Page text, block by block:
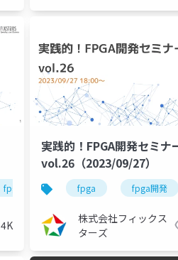
fpga開発シリーズ
4K
実践的！FPGA開発セミナ
vol.26（2023/09/27）
fpga fpga開発
株式会社フィックス
ターズ